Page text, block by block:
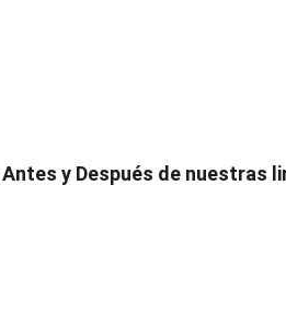
y Después de nuestras